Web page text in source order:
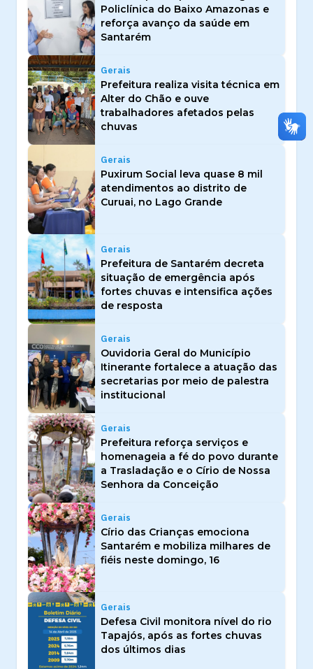
Policlínica do Baixo Amazonas e
reforça avanço da saúde em
Santarém
Gerais
Prefeitura realiza visita técnica em
Alter do Chão e ouve
trabalhadores afetados pelas
chuvas
Gerais
Puxirum Social leva quase 8 mil
atendimentos ao distrito de
Curuai, no Lago Grande
Gerais
Prefeitura de Santarém decreta
situação de emergência após
fortes chuvas e intensifica ações
de resposta
Gerais
Ouvidoria Geral do Município
Itinerante fortalece a atuação das
secretarias por meio de palestra
institucional
Gerais
Prefeitura reforça serviços e
homenageia a fé do povo durante
a Trasladação e o Círio de Nossa
Senhora da Conceição
Gerais
Círio das Crianças emociona
Santarém e mobiliza milhares de
fiéis neste domingo, 16
Gerais
Defesa Civil monitora nível do rio
Tapajós, após as fortes chuvas
dos últimos dias